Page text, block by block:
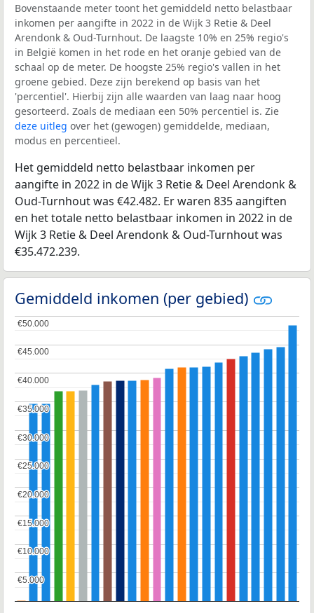
Bovenstaande meter toont het gemiddeld netto belastbaar
inkomen per aangifte in 2022 in de Wijk 3 Retie & Deel
Arendonk & Oud-Turnhout. De laagste 10% en 25% regio's
in België komen in het rode en het oranje gebied van de
schaal op de meter. De hoogste 25% regio's vallen in het
groene gebied. Deze zijn berekend op basis van het
'percentiel'. Hierbij zijn alle waarden van laag naar hoog
gesorteerd. Zoals de mediaan een 50% percentiel is. Zie
deze uitleg over het (gewogen) gemiddelde, mediaan,
modus en percentieel.
Het gemiddeld netto belastbaar inkomen per
aangifte in 2022 in de Wijk 3 Retie & Deel Arendonk &
Oud-Turnhout was €42.482. Er waren 835 aangiften
en het totale netto belastbaar inkomen in 2022 in de
Wijk 3 Retie & Deel Arendonk & Oud-Turnhout was
€35.472.239.
Gemiddeld inkomen (per gebied)
€5.000
€5.000
€10.000
€10.000
€15.000
€15.000
€20.000
€20.000
€25.000
€25.000
€30.000
€30.000
€35.000
€35.000
€40.000
€40.000
€45.000
€45.000
€50.000
€50.000